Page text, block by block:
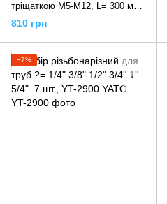
тріщаткою M5-M12, L= 300 мм,
YT-2991 YATO
810 грн
−7%